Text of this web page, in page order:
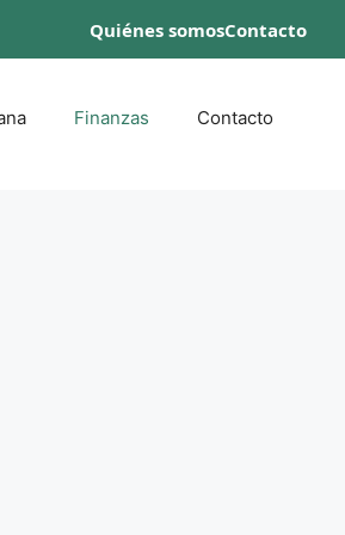
Quiénes somosContacto
Finanzas Contacto